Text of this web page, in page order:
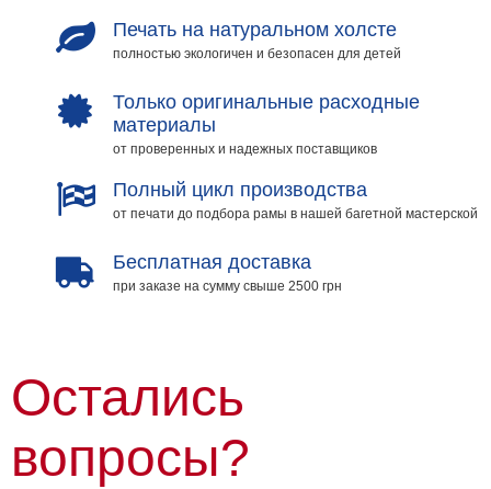
Печать на натуральном холсте
полностью экологичен и безопасен для детей
Только оригинальные расходные
материалы
от проверенных и надежных поставщиков
Полный цикл производства
от печати до подбора рамы в нашей багетной мастерской
Бесплатная доставка
при заказе на сумму свыше 2500 грн
Остались
вопросы?